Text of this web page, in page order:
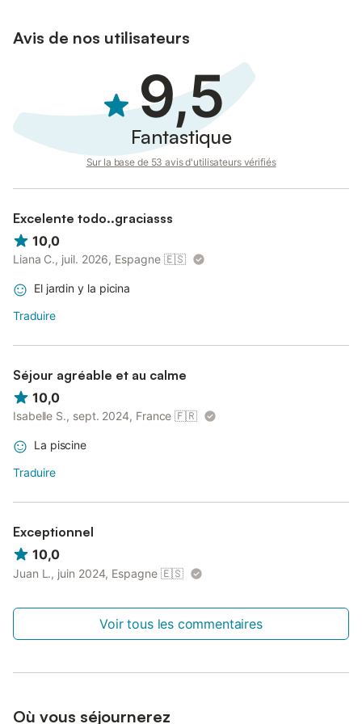
directives pour aider les hôtes à trier correctement les déchets.
L'électricité de cette propriété est en partie produite par des
panneaux photovoltaïques.
Avis de nos utilisateurs
9,5
Fantastique
Sur la base de 53 avis d'utilisateurs vérifiés
Excelente todo..graciasss
10,0
Liana C., juil. 2026, Espagne 🇪🇸
El jardin y la picina
Traduire
Séjour agréable et au calme
10,0
Isabelle S., sept. 2024, France 🇫🇷
La piscine
Traduire
Exceptionnel
10,0
Juan L., juin 2024, Espagne 🇪🇸
Voir tous les commentaires
Où vous séjournerez